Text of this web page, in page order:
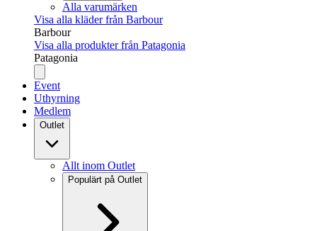
Alla varumärken
Visa alla kläder från Barbour
Barbour
Visa alla produkter från Patagonia
Patagonia
Event
Uthyrning
Medlem
Outlet
Allt inom Outlet
Populärt på Outlet